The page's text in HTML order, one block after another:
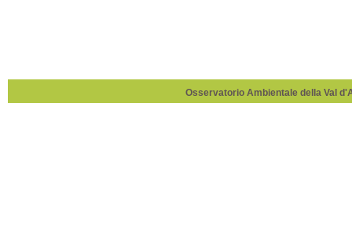
Osservatorio Ambientale della Val